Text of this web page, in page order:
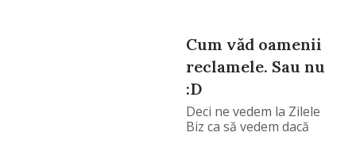
Cum văd oamenii
reclamele. Sau nu
:D
Deci ne vedem la Zilele
Biz ca să vedem dacă